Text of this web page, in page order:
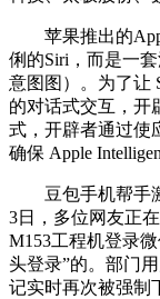
苹果推出的
俐的Siri，而是一
意图图）。为了让
的对话式交互，开
式，开辟者通过使
确保 Apple
豆包手机帮手激
3日，多位网友正
M153工程机登录
头登录”的。部门
记实时再次被强制